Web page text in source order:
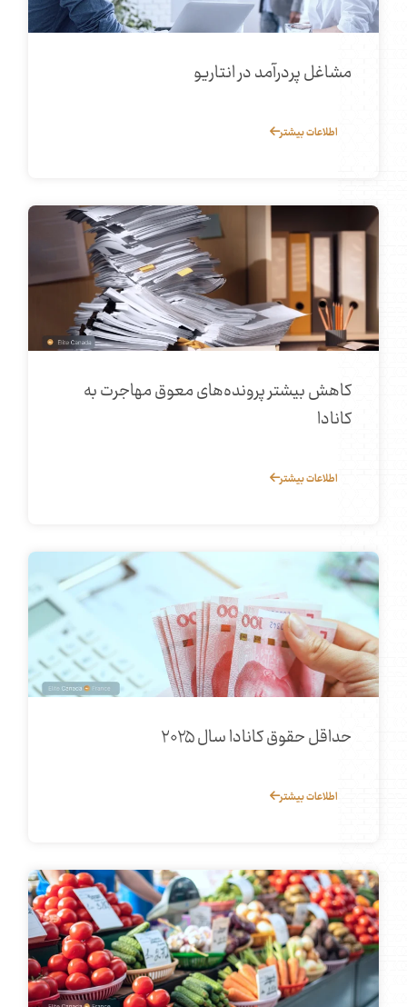
مشاغل پردرآمد در انتاریو
اطلاعات بیشتر
کاهش بیشتر پرونده‌های معوق مهاجرت به
کانادا
اطلاعات بیشتر
حداقل حقوق کانادا سال ۲۰۲۵
اطلاعات بیشتر